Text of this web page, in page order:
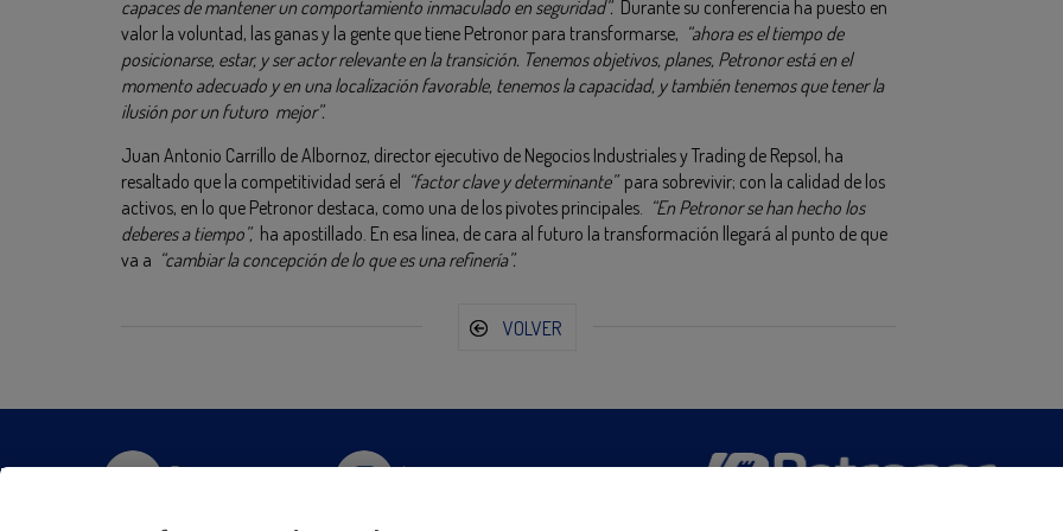
capaces de mantener un comportamiento inmaculado en seguridad”. Durante su conferencia ha puesto en
valor la voluntad, las ganas y la gente que tiene Petronor para transformarse, “ahora es el tiempo de
posicionarse, estar, y ser actor relevante en la transición. Tenemos objetivos, planes, Petronor está en el
momento adecuado y en una localización favorable, tenemos la capacidad, y también tenemos que tener la
ilusión por un futuro mejor”.
Juan Antonio Carrillo de Albornoz, director ejecutivo de Negocios Industriales y Trading de Repsol, ha
resaltado que la competitividad será el “factor clave y determinante” para sobrevivir; con la calidad de los
activos, en lo que Petronor destaca, como una de los pivotes principales. “En Petronor se han hecho los
deberes a tiempo”, ha apostillado. En esa línea, de cara al futuro la transformación llegará al punto de que
va a “cambiar la concepción de lo que es una refinería”.
VOLVER
Twitter Instagram